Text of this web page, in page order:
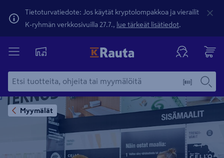
Tietoturvatiedote: Jos käytät kryptolompakkoa ja vierailit
K-ryhmän verkkosivuilla 27.7., lue tärkeät lisätiedot.
Myymälät